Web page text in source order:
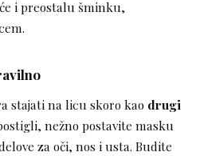
i preostalu šminku,
stajati na licu skoro kao drugi
nežno postavite masku
za oči, nos i usta. Budite